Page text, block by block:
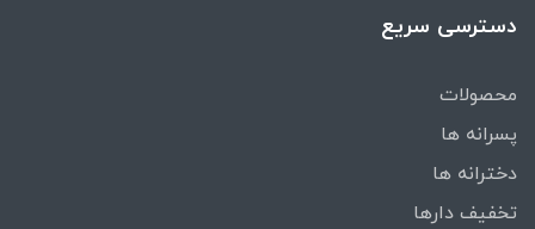
دسترسی سریع
محصولات
پسرانه ها
دخترانه ها
تخفیف دارها